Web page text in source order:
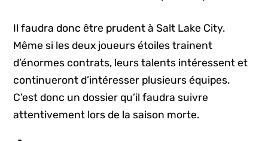
Il faudra donc être prudent à Salt Lake City.
Même si les deux joueurs étoiles trainent
d’énormes contrats, leurs talents intéressent et
continueront d’intéresser plusieurs équipes.
C’est donc un dossier qu’il faudra suivre
attentivement lors de la saison morte.